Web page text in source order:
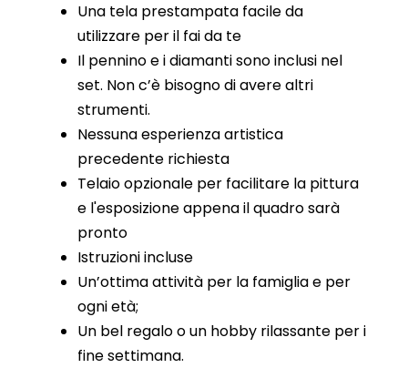
Una tela prestampata facile da
utilizzare per il fai da te
Il pennino e i diamanti sono inclusi nel
set. Non c’è bisogno di avere altri
strumenti.
Nessuna esperienza artistica
precedente richiesta
Telaio opzionale per facilitare la pittura
e l'esposizione appena il quadro sarà
pronto
Istruzioni incluse
Un’ottima attività per la famiglia e per
ogni età;
Un bel regalo o un hobby rilassante per i
fine settimana.